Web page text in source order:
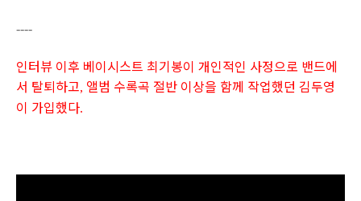
----
인터뷰 이후 베이시스트 최기봉이 개인적인 사정으로 밴드에
서 탈퇴하고, 앨범 수록곡 절반 이상을 함께 작업했던 김두영
이 가입했다.